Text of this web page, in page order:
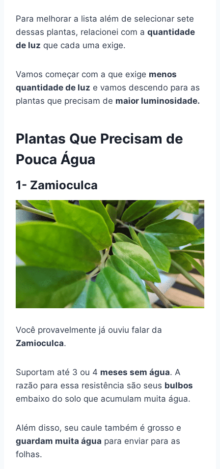
Para melhorar a lista além de selecionar sete
dessas plantas, relacionei com a quantidade
de luz que cada uma exige.
Vamos começar com a que exige menos
quantidade de luz e vamos descendo para as
plantas que precisam de maior luminosidade.
Plantas Que Precisam de
Pouca Água
1- Zamioculca
Você provavelmente já ouviu falar da
Zamioculca.
Suportam até 3 ou 4 meses sem água. A
razão para essa resistência são seus bulbos
embaixo do solo que acumulam muita água.
Além disso, seu caule também é grosso e
guardam muita água para enviar para as
folhas.